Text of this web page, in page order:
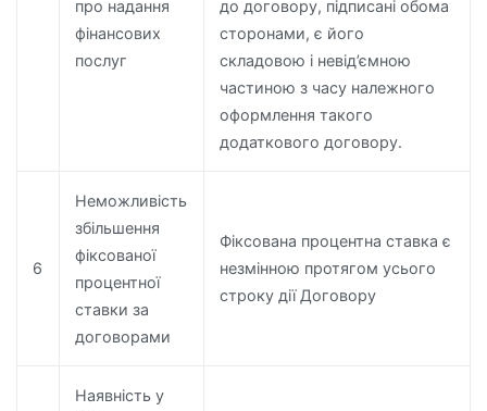
про надання
фінансових
послуг
до договору, підписані обома
сторонами, є його
складовою і невід’ємною
частиною з часу належного
оформлення такого
додаткового договору.
6
Неможливість
збільшення
фіксованої
процентної
ставки за
договорами
Фіксована процентна ставка є
незмінною протягом усього
строку дії Договору
Наявність у